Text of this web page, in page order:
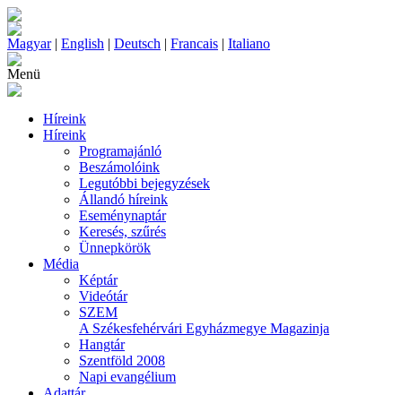
Magyar| English | Deutsch | Francais | Italiano
Menü
Híreink
Híreink
Programajánló
Beszámolóink
Legutóbbi bejegyzések
Állandó híreink
Eseménynaptár
Keresés, szűrés
Ünnepkörök
Média
Képtár
Videótár
SZEM
A Székesfehérvári Egyházmegye Magazinja
Hangtár
Szentföld 2008
Napi evangélium